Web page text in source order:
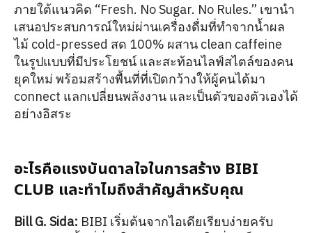
ภายใต้แนวคิด “Fresh. No Sugar. No Rules.” เขานำ
เสนอประสบการณ์ใหม่ผ่านเครื่องดื่มที่ทำจากน้ำผล
ไม้ cold-pressed สด 100% ผสาน clean caffeine
ในรูปแบบที่มีประโยชน์ และสะท้อนไลฟ์สไตล์ของคน
ยุคใหม่ พร้อมสร้างพื้นที่ที่เปิดกว้างให้ผู้คนได้มา
connect แลกเปลี่ยนพลังงาน และเป็นตัวของตัวเองได้
อย่างอิสระ
อะไรคือแรงบันดาลใจในการสร้าง BIBI
CLUB และทำไมถึงสำคัญสำหรับคุณ
Bill G. Sida: BIBI เริ่มต้นจากไอเดียเรียบง่ายครับ